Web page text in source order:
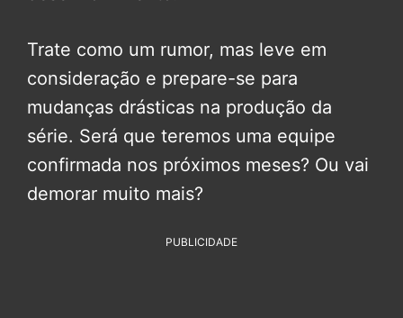
Trate como um rumor, mas leve em
consideração e prepare-se para
mudanças drásticas na produção da
série. Será que teremos uma equipe
confirmada nos próximos meses? Ou vai
demorar muito mais?
PUBLICIDADE